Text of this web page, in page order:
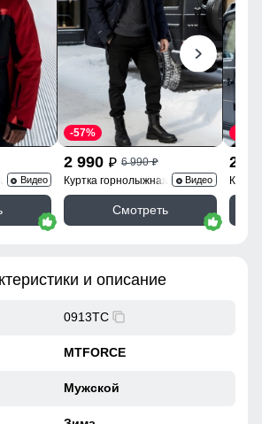
7616Kr
Видео
2 990 p 6 990p
-57%
Куртка горнолыжная 2302TS
Видео
Смотреть
2
и описание
0913TC
MTFORCE
Мужской